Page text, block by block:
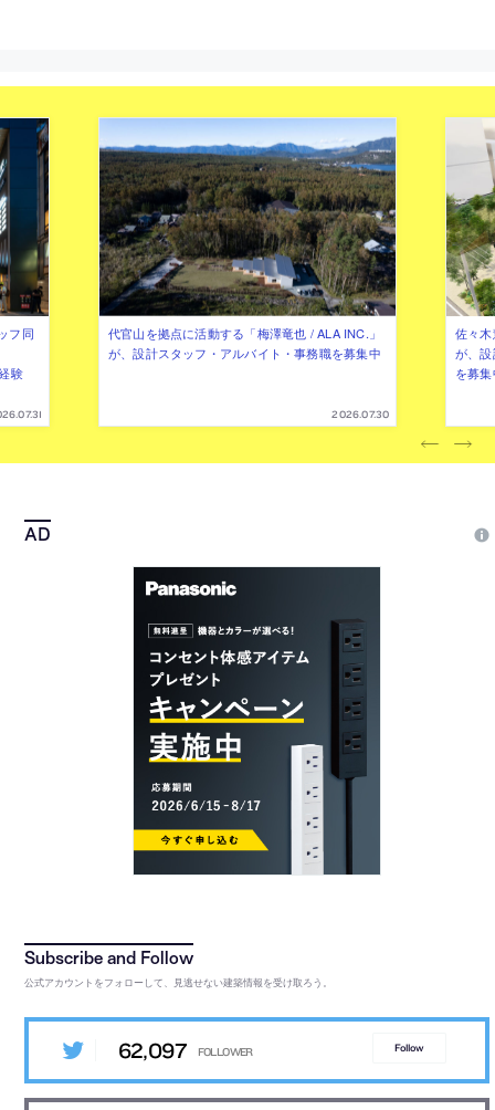
フ同
験
代官山を拠点に活動する「梅澤竜也 / ALA INC.」
が、設計スタッフ・アルバイト・事務職を募集中
2026.07.30
佐々
が、
を募
公式アカウントをフォローして、見逃せない建築情報を受け取ろう。
62,097 Follow